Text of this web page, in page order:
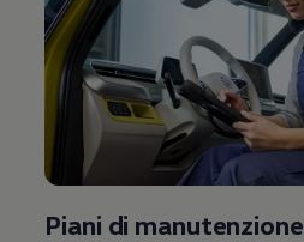
Piani di manutenzione